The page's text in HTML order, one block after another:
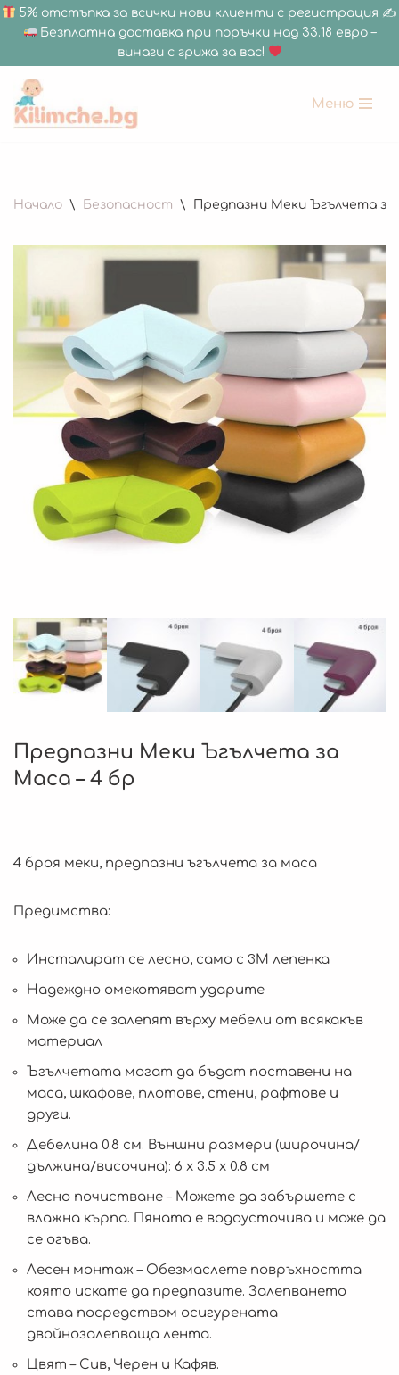
5% отстъпка за всички нови клиенти с регистрация ✍
Безплатна доставка при поръчки над 33.18 евро –
винаги с грижа за вас!
Продължете
Меню
Начало \ Безопасност \ Предпазни Меки Ъгълчета за
Предпазни Меки Ъгълчета за
Маса – 4 бр
4 броя меки, предпазни ъгълчета за маса
Предимства:
Инсталират се лесно, само с 3М лепенка
Надеждно омекотяват ударите
Може да се залепят върху мебели от всякакъв
материал
Ъгълчетата могат да бъдат поставени на
маса, шкафове, плотове, стени, рафтове и
други.
Дебелина 0.8 см. Външни размери (широчина/
дължина/височина): 6 х 3.5 х 0.8 см
Лесно почистване – Можете да забършете с
влажна кърпа. Пяната е водоусточива и може да
се огъва.
Лесен монтаж – Обезмаслете повръхността
която искате да предпазите. Залепването
става посредством осигурената
двойнозалепваща лента.
Цвят – Сив, Черен и Кафяв.